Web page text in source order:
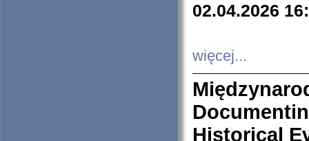
02.04.2026
więcej...
Historical